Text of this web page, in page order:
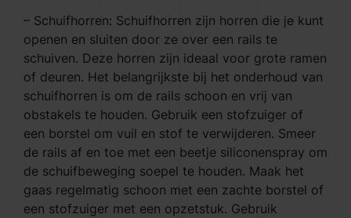
– Schuifhorren: Schuifhorren zijn horren die je kunt
openen en sluiten door ze over een rails te
schuiven. Deze horren zijn ideaal voor grote ramen
of deuren. Het belangrijkste bij het onderhoud van
schuifhorren is om de rails schoon en vrij van
obstakels te houden. Gebruik een stofzuiger of
een borstel om vuil en stof te verwijderen. Smeer
de rails af en toe met een beetje siliconenspray om
de schuifbeweging soepel te houden. Maak het
gaas regelmatig schoon met een zachte borstel of
een stofzuiger met een opzetstuk. Gebruik